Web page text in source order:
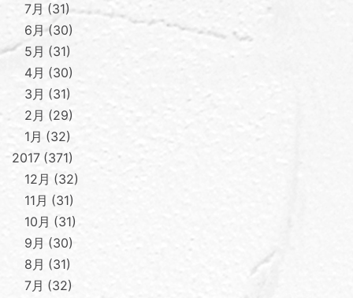
7月
31
6月
30
5月
31
4月
30
3月
31
2月
29
1月
32
2017 371
12月
32
11月
31
10月
31
9月
30
8月
31
7月
32